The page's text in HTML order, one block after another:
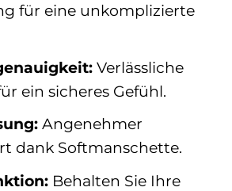
für eine unkomplizierte
Verlässliche
ein sicheres Gefühl.
Angenehmer
dank Softmanschette.
Behalten Sie Ihre